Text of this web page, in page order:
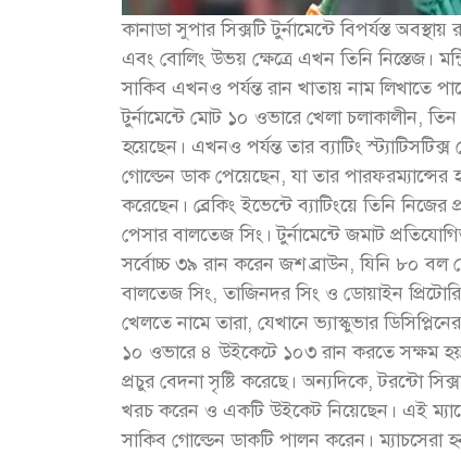
কানাডা সুপার সিক্সটি টুর্নামেন্টে বিপর্যস্ত
এবং বোলিং উভয় ক্ষেত্রে এখন তিনি নিস্তেজ।
সাকিব এখনও পর্যন্ত রান খাতায় নাম লিখাতে
টুর্নামেন্টে মোট ১০ ওভারে খেলা চলাকালীন,
হয়েছেন। এখনও পর্যন্ত তার ব্যাটিং
গোল্ডেন ডাক পেয়েছেন, যা তার
করেছেন। ব্রেকিং ইভেন্টে ব্যাটিংয়ে তিনি
পেসার বালতেজ সিং। টুর্নামেন্টে জমাট
সর্বোচ্চ ৩৯ রান করেন জশ ব্রাউন, যিনি ৮০ বল
বালতেজ সিং, তাজিনদর সিং ও ডোয়াইন
খেলতে নামে তারা, যেখানে ভ্যাস্কুভার
১০ ওভারে ৪ উইকেটে ১০৩ রান করতে সক্ষম
প্রচুর বেদনা সৃষ্টি করেছে। অন্যদিকে, টরন্টো
খরচ করেন ও একটি উইকেট নিয়েছেন। এই
সাকিব গোল্ডেন ডাকটি পালন করেন।